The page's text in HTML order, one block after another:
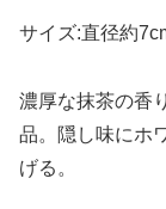
サイズ:直径約
濃厚な抹茶の香
品。隠し味にホ
げる。